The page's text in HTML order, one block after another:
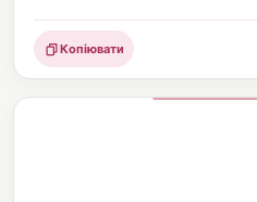
Поділитися
Копіювати